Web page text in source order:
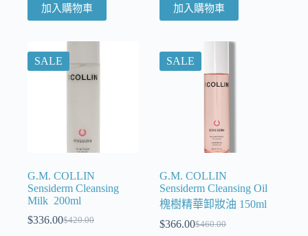
加入購物車 加入購物車
SALE
G.M. COLLIN
Sensiderm Cleansing
Milk 200ml
$420.00
$336.00
SALE
G.M. COLLIN
Sensiderm Cleansing Oil
槐樹精華卸妝油 150ml
$460.00
$366.00